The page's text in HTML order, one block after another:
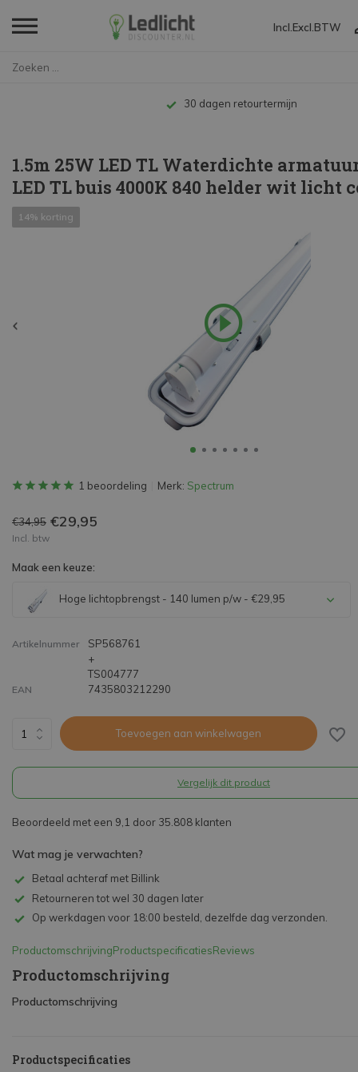
Incl. Excl. BTW
Tot 10 jaar garantie
1.5m 25W LED TL Waterdichte
LED TL buis 4000K 840 helder wit licht
14% korting
1 beoordeling Merk: Spectrum
€34,95 €29,95
Incl. btw
Maak een keuze:
Hoge lichtopbrengst - 140 lumen p/w - €29,95
Artikelnummer
SP568761
+
TS004777
EAN 7435803212290
Toevoegen aan winkelwagen
Vergelijk dit product
Beoordeeld met een 9,1 door 35.808 klanten
Wat mag je verwachten?
Betaal achteraf met Billink
Retourneren tot wel 30 dagen later
Op werkdagen voor 18:00 besteld, dezelfde dag verzonden.
ProductomschrijvingProductspecificatiesReviews
Productomschrijving
Productomschrijving
Productspecificaties